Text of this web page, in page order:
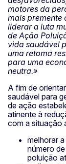
motores da
mais premente
liderar a luta
de Ação
vida saudável
uma retoma
para uma
neutra.»
A fim de
saudável para
de ação
atinente à
com a situação
melhorar
número
poluição